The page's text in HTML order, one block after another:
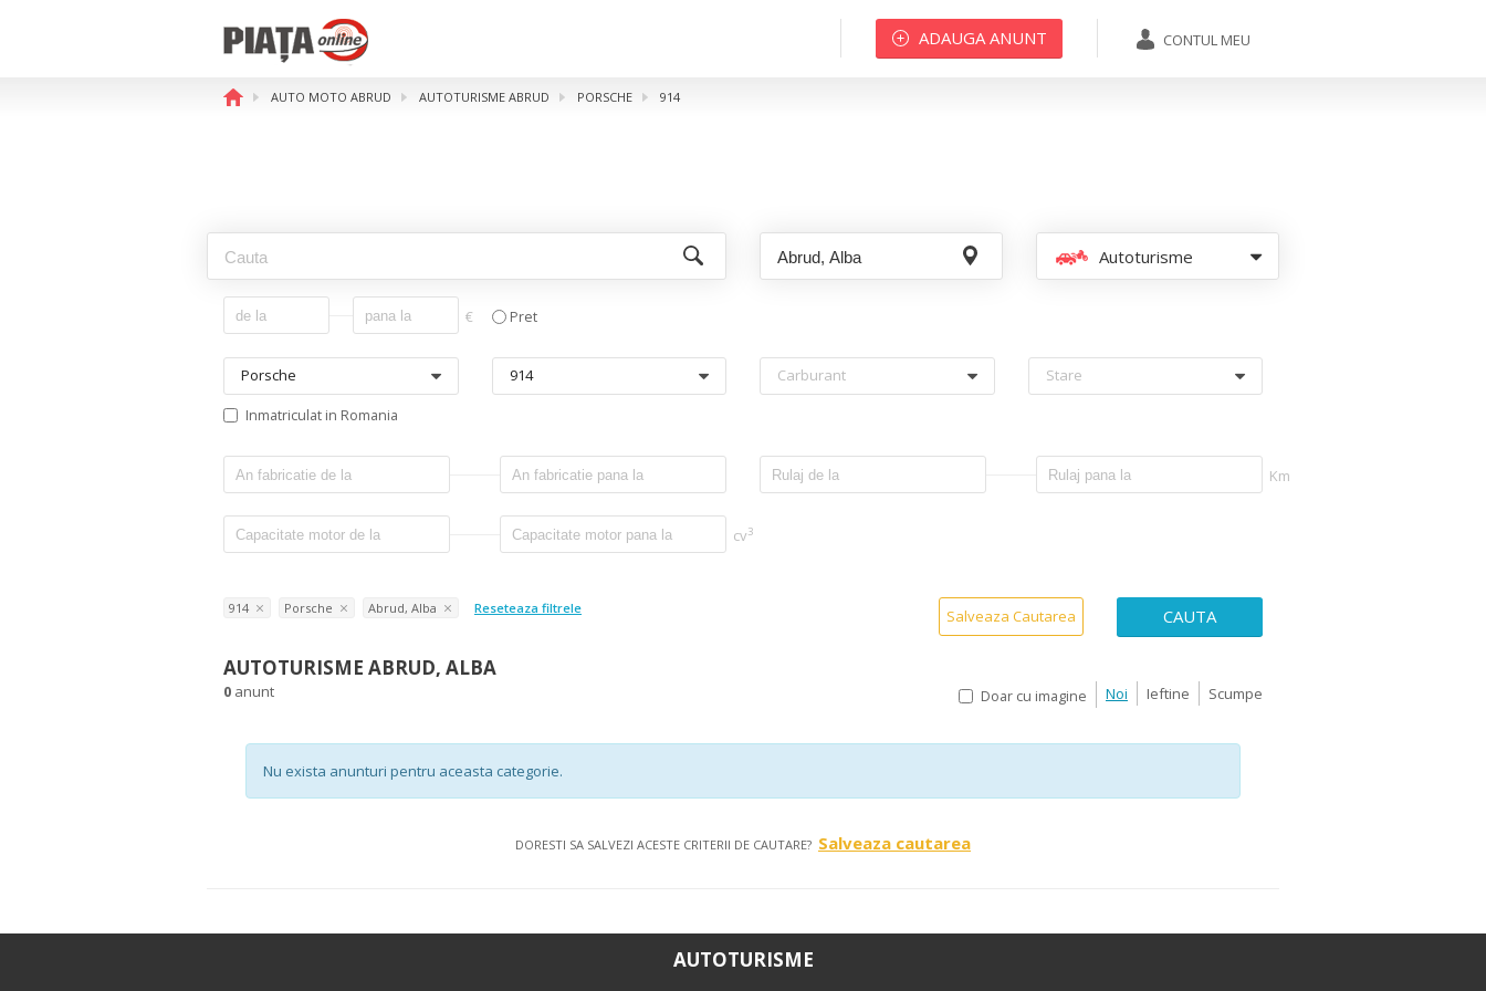
CONTUL MEU
ADAUGA ANUNT
AUTO MOTO ABRUD AUTOTURISME ABRUD PORSCHE 914
Autoturisme
€ Pret
Porsche 914 Carburant Stare
Inmatriculat in Romania
Km
cv3
914 Porsche Abrud, Alba Reseteaza filtrele Salveaza Cautarea CAUTA
AUTOTURISME ABRUD, ALBA
0 anunt Doar cu imagine Noi Ieftine Scumpe
Nu exista anunturi pentru aceasta categorie.
DORESTI SA SALVEZI ACESTE CRITERII DE CAUTARE? Salveaza cautarea
AUTOTURISME